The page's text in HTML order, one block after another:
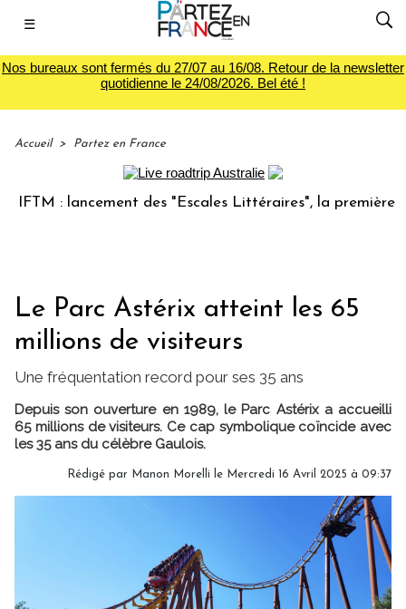
☰
Nos bureaux sont fermés du 27/07 au 16/08. Retour de la newsletter
quotidienne le 24/08/2026. Bel été !
Accueil > Partez en France
: lancement des "Escales Littéraires", la première
Le Parc Astérix atteint les 65
millions de visiteurs
Une fréquentation record pour ses 35 ans
Depuis son ouverture en 1989, le Parc Astérix a accueilli
65 millions de visiteurs. Ce cap symbolique coïncide avec
les 35 ans du célèbre Gaulois.
Rédigé par Manon Morelli le Mercredi 16 Avril 2025 à 09:37